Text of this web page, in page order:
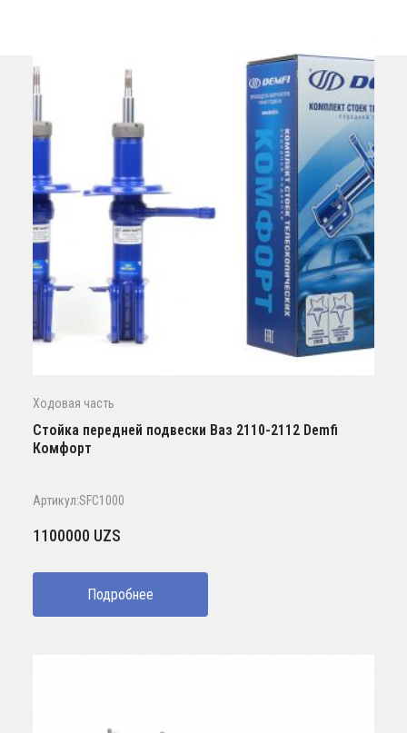
Ходовая часть
Стойка передней подвески Ваз 2110-2112 Demfi
Комфорт
Артикул:SFC1000
1100000 UZS
Подробнее